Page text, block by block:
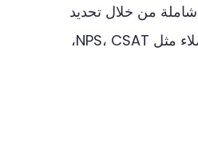
شاملة من خلال تحديد
مثل ، CSAT
،